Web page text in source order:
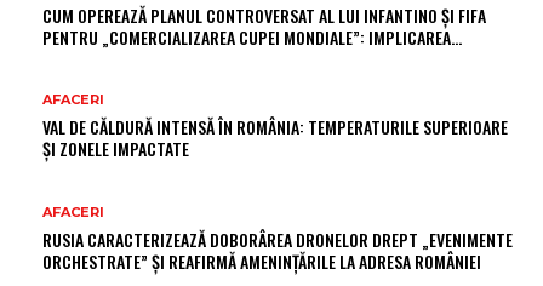
CUM OPEREAZĂ PLANUL CONTROVERSAT AL LUI INFANTINO ȘI FIFA
PENTRU „COMERCIALIZAREA CUPEI MONDIALE”: IMPLICAREA…
AFACERI
VAL DE CĂLDURĂ INTENSĂ ÎN ROMÂNIA: TEMPERATURILE SUPERIOARE
ȘI ZONELE IMPACTATE
AFACERI
RUSIA CARACTERIZEAZĂ DOBORÂREA DRONELOR DREPT „EVENIMENTE
ORCHESTRATE” ȘI REAFIRMĂ AMENINȚĂRILE LA ADRESA ROMÂNIEI